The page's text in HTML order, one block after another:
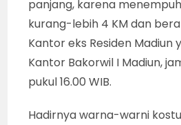
panjang, karena
kurang-lebih 4 KM dan
Kantor eks Residen Madiun
Kantor Bakorwil I Madiun,
pukul 16.00 WIB.
Hadirnya warna-warni